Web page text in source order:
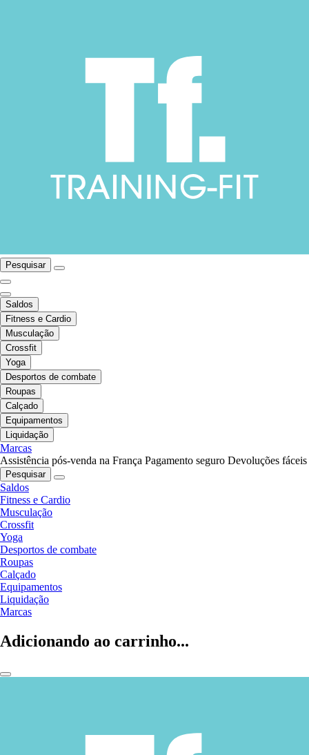
Pesquisar
Saldos
Fitness e Cardio
Musculação
Crossfit
Yoga
Desportos de combate
Roupas
Calçado
Equipamentos
Liquidação
Marcas
Assistência pós-venda na França Pagamento seguro Devoluções fáceis
Pesquisar
Saldos
Fitness e Cardio
Musculação
Crossfit
Yoga
Desportos de combate
Roupas
Calçado
Equipamentos
Liquidação
Marcas
Adicionando ao carrinho...